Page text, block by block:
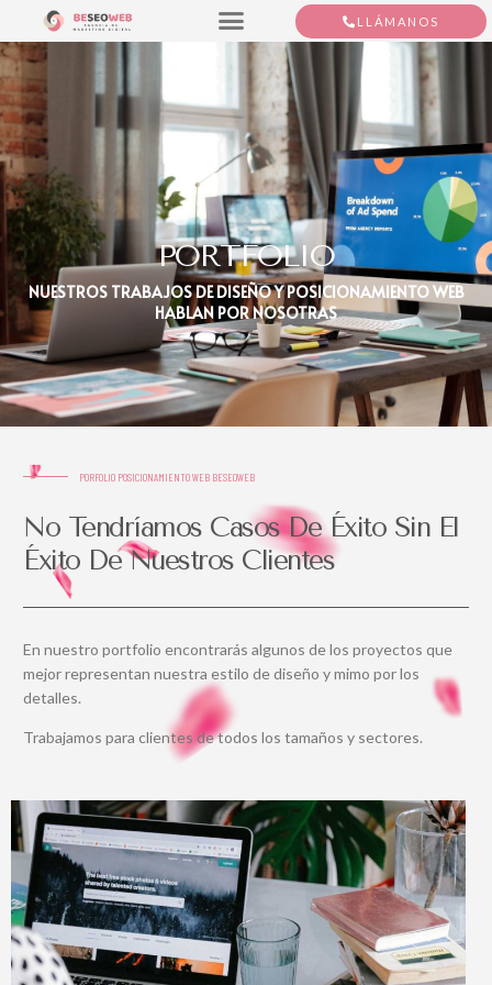
LLÁMANOS
PORTFOLIO
NUESTROS TRABAJOS DE DISEÑO Y POSICIONAMIENTO WEB
HABLAN POR NOSOTRAS
PORFOLIO POSICIONAMIENTO WEB BESEOWEB
No Tendríamos Casos De Éxito Sin El
Éxito De Nuestros Clientes
En nuestro portfolio encontrarás algunos de los proyectos que
mejor representan nuestra estilo de diseño y mimo por los
detalles.
Trabajamos para clientes de todos los tamaños y sectores.